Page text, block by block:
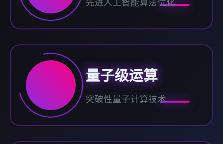
先进人工智能算法优化
量子级运算
突破性量子计算技术